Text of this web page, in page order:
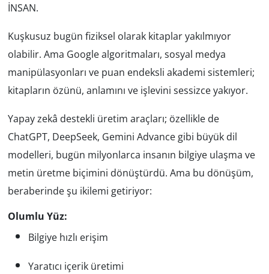
İNSAN.
Kuşkusuz bugün fiziksel olarak kitaplar yakılmıyor
olabilir. Ama Google algoritmaları, sosyal medya
manipülasyonları ve puan endeksli akademi sistemleri;
kitapların özünü, anlamını ve işlevini sessizce yakıyor.
Yapay zekâ destekli üretim araçları; özellikle de
ChatGPT, DeepSeek, Gemini Advance gibi büyük dil
modelleri, bugün milyonlarca insanın bilgiye ulaşma ve
metin üretme biçimini dönüştürdü. Ama bu dönüşüm,
beraberinde şu ikilemi getiriyor:
Olumlu Yüz:
Bilgiye hızlı erişim
Yaratıcı içerik üretimi